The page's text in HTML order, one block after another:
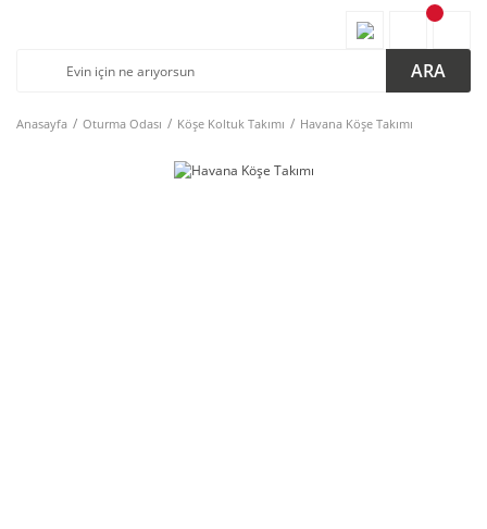
ARA
Anasayfa Oturma Odası Köşe Koltuk Takımı Havana Köşe Takımı